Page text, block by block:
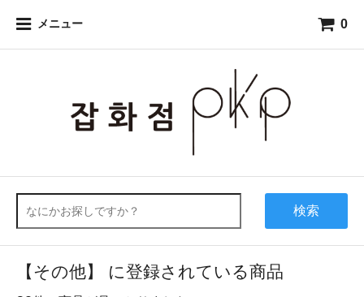
メニュー 0
検索
【その他】 に登録されている商品